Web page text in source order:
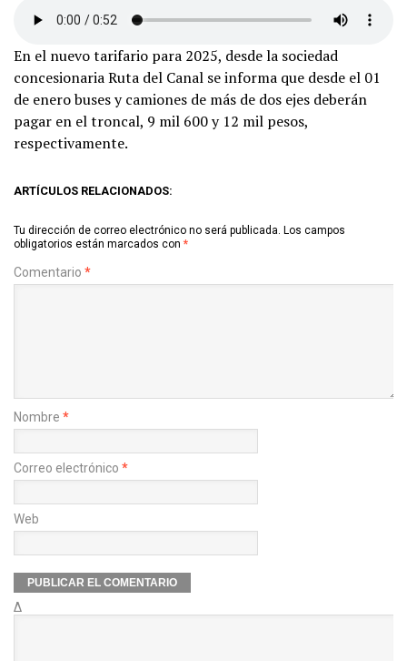
En el nuevo tarifario para 2025, desde la sociedad
concesionaria Ruta del Canal se informa que desde el 01
de enero buses y camiones de más de dos ejes deberán
pagar en el troncal, 9 mil 600 y 12 mil pesos,
respectivamente.
ARTÍCULOS RELACIONADOS:
Tu dirección de correo electrónico no será publicada. Los campos
obligatorios están marcados con *
Comentario *
Nombre *
Correo electrónico *
Web
Δ